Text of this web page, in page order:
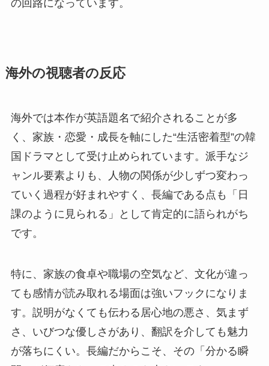
の回路になっています。
海外の視聴者の反応
海外では本作が英語題名で紹介されることが多
く、家族・恋愛・成長を軸にした“生活密着型”の韓
国ドラマとして受け止められています。派手なジ
ャンル要素よりも、人物の関係が少しずつ変わっ
ていく過程が好まれやすく、長編である点も「日
課のように見られる」として肯定的に語られがち
です。
特に、家族の食卓や職場の空気など、文化が違っ
ても感情が読み取れる場面は強いフックになりま
す。説明がなくても伝わる居心地の悪さ、気まず
さ、いびつな優しさがあり、翻訳を介しても魅力
が落ちにくい。長編だからこそ、その「分かる瞬